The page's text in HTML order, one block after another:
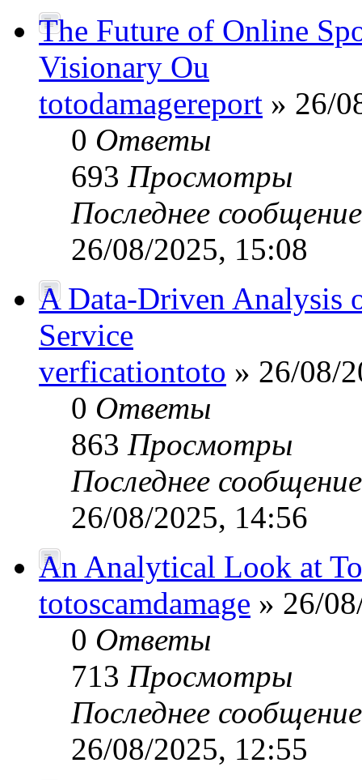
The Future of Online
Visionary Ou
totodamagereport » 26/
0 Ответы
693 Просмотры
Последнее
26/08/2025, 15:08
A Data-Driven Analysis
Service
verficationtoto » 26/08/
0 Ответы
863 Просмотры
Последнее
26/08/2025, 14:56
An Analytical Look at
totoscamdamage » 26/
0 Ответы
713 Просмотры
Последнее
26/08/2025, 12:55